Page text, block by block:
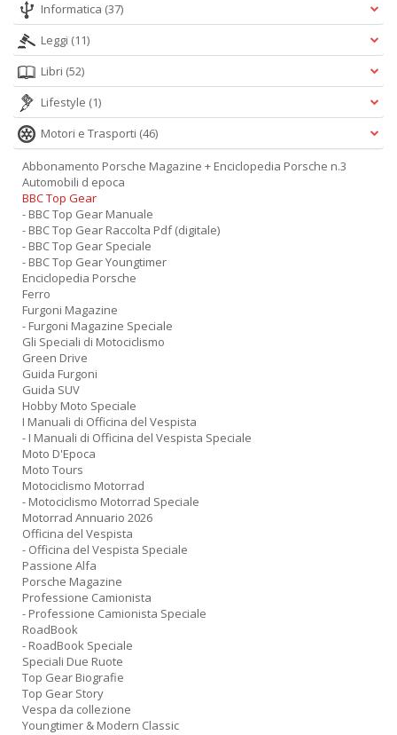
Informatica (37)
Leggi (11)
Libri (52)
Lifestyle (1)
Motori e Trasporti (46)
Abbonamento Porsche Magazine + Enciclopedia Porsche n.3
Automobili d epoca
BBC Top Gear
- BBC Top Gear Manuale
- BBC Top Gear Raccolta Pdf (digitale)
- BBC Top Gear Speciale
- BBC Top Gear Youngtimer
Enciclopedia Porsche
Ferro
Furgoni Magazine
- Furgoni Magazine Speciale
Gli Speciali di Motociclismo
Green Drive
Guida Furgoni
Guida SUV
Hobby Moto Speciale
I Manuali di Officina del Vespista
- I Manuali di Officina del Vespista Speciale
Moto D'Epoca
Moto Tours
Motociclismo Motorrad
- Motociclismo Motorrad Speciale
Motorrad Annuario 2026
Officina del Vespista
- Officina del Vespista Speciale
Passione Alfa
Porsche Magazine
Professione Camionista
- Professione Camionista Speciale
RoadBook
- RoadBook Speciale
Speciali Due Ruote
Top Gear Biografie
Top Gear Story
Vespa da collezione
Youngtimer & Modern Classic